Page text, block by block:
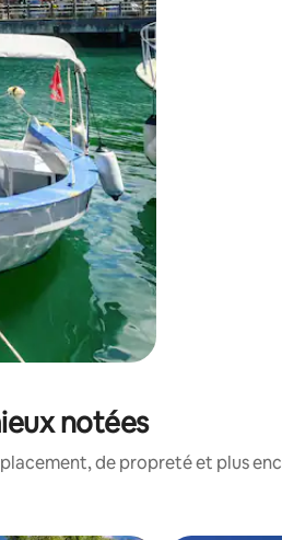
notées
de propreté et plus